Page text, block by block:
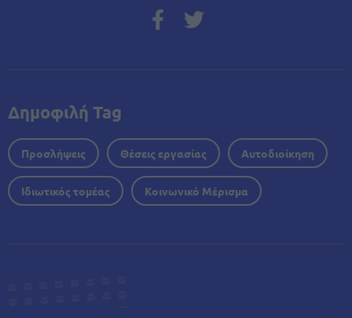
Δημοφιλή Tag
Προσλήψεις Θέσεις εργασίας Αυτοδιοίκηση
Ιδιωτικός τομέας Κοινωνικό Μέρισμα